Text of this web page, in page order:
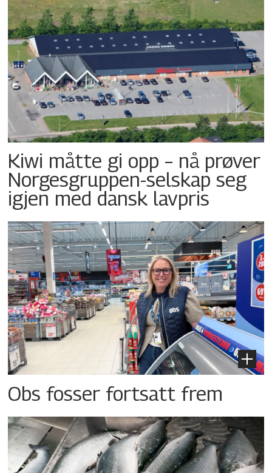
Kiwi måtte gi opp – nå prøver
Norgesgruppen-selskap seg
igjen med dansk lavpris
Obs fosser fortsatt frem